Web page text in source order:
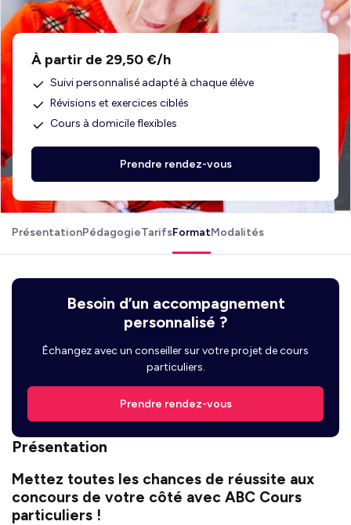
À partir de 29,50 €/h
Suivi personnalisé adapté à chaque élève
Révisions et exercices ciblés
Cours à domicile flexibles
Prendre rendez-vous
PrésentationPédagogieTarifsFormatModalités
Besoin d’un accompagnement
personnalisé ?
Échangez avec un conseiller sur votre projet de cours
particuliers.
Prendre rendez-vous
Présentation
Mettez toutes les chances de réussite aux
concours de votre côté avec ABC Cours
particuliers !